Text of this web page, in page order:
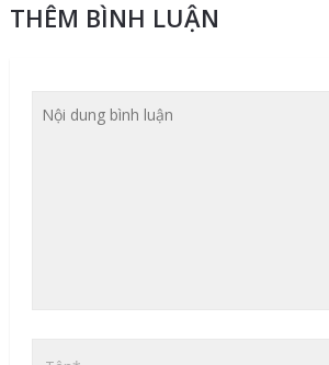
THÊM BÌNH LUẬN